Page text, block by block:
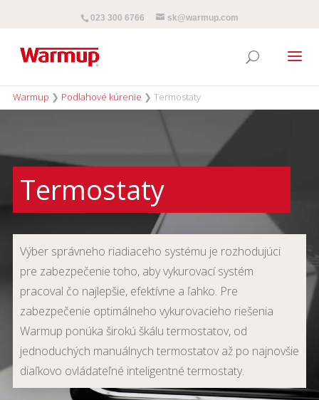
023 300 6766 sk@warmup.com
Warmup ❯ Podlahové kúrenie ❯ Termostaty
Termostaty
Výber správneho riadiaceho systému je rozhodujúci
pre zabezpečenie toho, aby vykurovací systém
pracoval čo najlepšie, efektívne a ľahko. Pre
zabezpečenie optimálneho vykurovacieho riešenia
Warmup ponúka širokú škálu termostatov, od
jednoduchých manuálnych termostatov až po najnovšie
diaľkovo ovládateľné inteligentné termostaty.